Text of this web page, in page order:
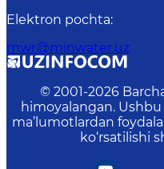
Elektron pochta:
mwr@minwater.uz
© 2001-2026
himoyalangan.
ma’lumotlardan
ko‘rsatilishi